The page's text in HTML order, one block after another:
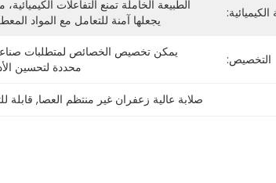
يجعلها آمنة للتعامل مع المواد
التخصيص:
محددة لتحسين
صلابة عالية زعفران غير منتظم العصا, قابلة